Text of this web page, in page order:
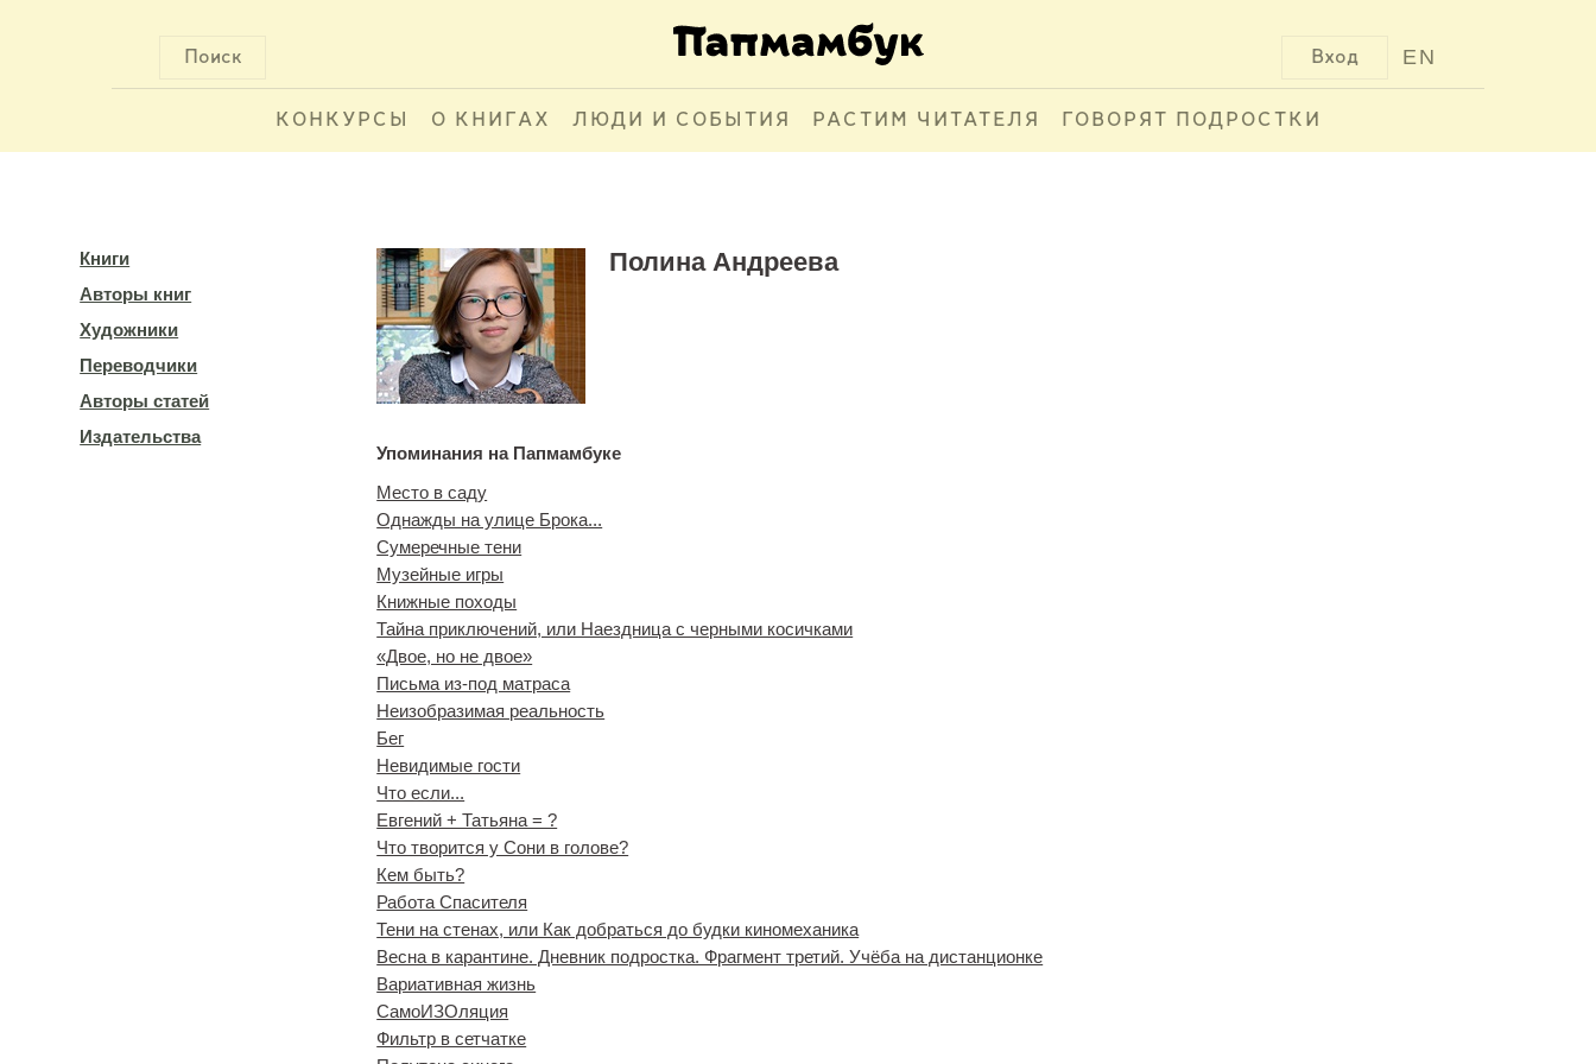
Поиск EN
Вход
КОНКУРСЫ О КНИГАХ ЛЮДИ И СОБЫТИЯ РАСТИМ ЧИТАТЕЛЯ ГОВОРЯТ ПОДРОСТКИ
Книги
Авторы книг
Художники
Переводчики
Авторы статей
Издательства
Полина Андреева
Упоминания на Папмамбуке
Место в саду
Однажды на улице Брока...
Сумеречные тени
Музейные игры
Книжные походы
Тайна приключений, или Наездница с черными косичками
«Двое, но не двое»
Письма из-под матраса
Неизобразимая реальность
Бег
Невидимые гости
Что если...
Евгений + Татьяна = ?
Что творится у Сони в голове?
Кем быть?
Работа Спасителя
Тени на стенах, или Как добраться до будки киномеханика
Весна в карантине. Дневник подростка. Фрагмент третий. Учёба на дистанционке
Вариативная жизнь
СамоИЗОляция
Фильтр в сетчатке